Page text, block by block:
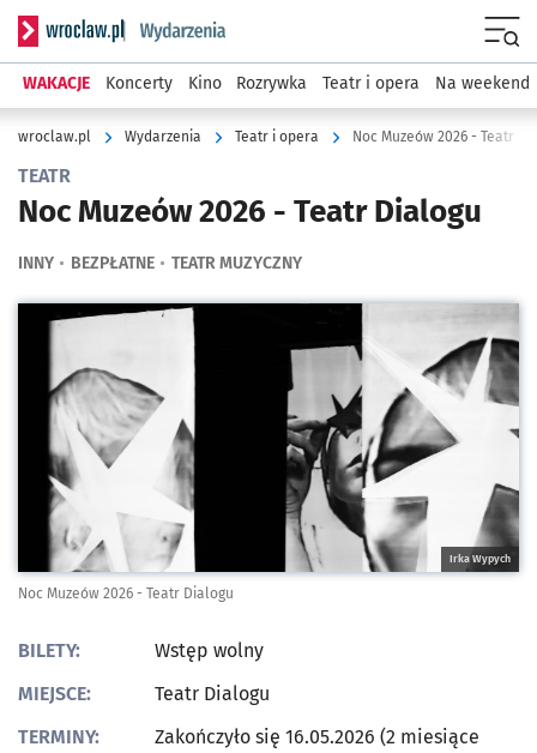
Serwis informacyjny wroclaw.pl podserwis: Wydarzenia
WAKACJE Koncerty Kino Rozrywka Teatr i opera Na weekend
wroclaw.pl Wydarzenia Teatr i opera Noc Muzeów 2026 - Teatr
TEATR
Noc Muzeów 2026 - Teatr Dialogu
INNY BEZPŁATNE TEATR MUZYCZNY
Kliknij, aby powiększyć
Irka Wypych
Noc Muzeów 2026 - Teatr Dialogu
BILETY:
Wstęp wolny
MIEJSCE:
Teatr Dialogu
TERMINY:
Zakończyło się 16.05.2026 (2 miesiące